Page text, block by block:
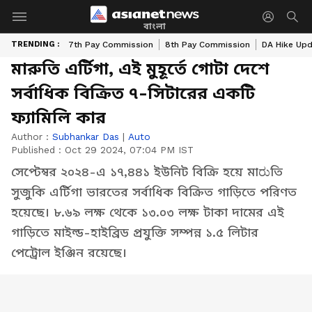
বাংলা
TRENDING : 7th Pay Commission 8th Pay Commission DA Hike
মারুতি এর্টিগা, এই মুহূর্তে গোটা দেশে
সর্বাধিক বিক্রিত ৭-সিটারের একটি
ফ্যামিলি কার
Author : Subhankar Das | Auto
Published : Oct 29 2024, 07:04 PM IST
সেপ্টেম্বর ২০২৪-এ ১৭,৪৪১ ইউনিট বিক্রি হয়ে মাರುতি
সুজুকি এর্টিগা ভারতের সর্বাধিক বিক্রিত গাড়িতে পরিণত
হয়েছে। ৮.৬৯ লক্ষ থেকে ১৩.০৩ লক্ষ টাকা দামের এই
গাড়িতে মাইল্ড-হাইব্রিড প্রযুক্তি সম্পন্ন ১.৫ লিটার
পেট্রোল ইঞ্জিন রয়েছে।